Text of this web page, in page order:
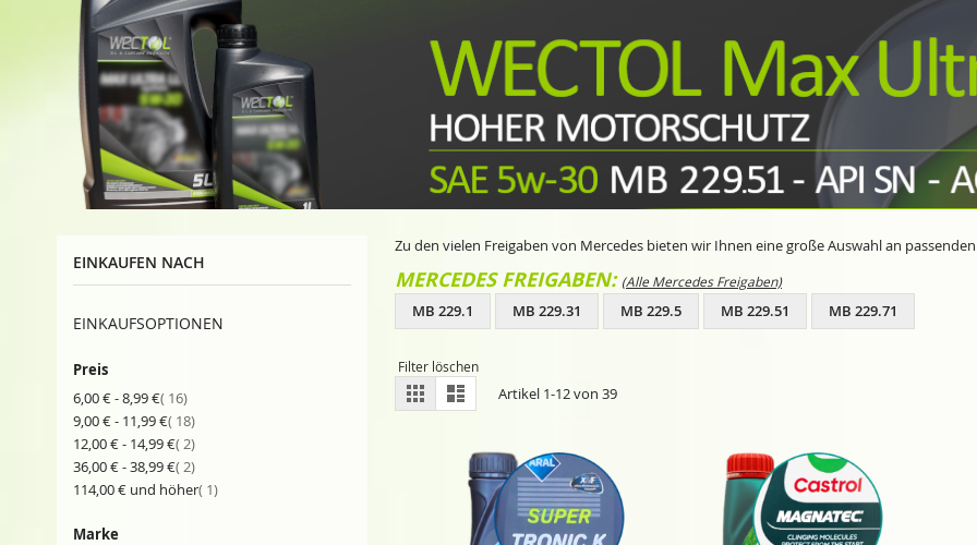
Zu den vielen Freigaben von Mercedes bieten wir Ihnen eine große Auswahl an
MERCEDES FREIGABEN: (Alle Mercedes Freigaben)
MB 229.1 MB 229.31 MB 229.5 MB 229.51 MB 229.71
Filter löschen
Ansicht
als
GitterListe Artikel 1-12von 39
EINKAUFEN NACH
EINKAUFSOPTIONEN
Preis
6,00 €-8,99 € 16Artikel
9,00 €- 11,99 € 18Artikel
12,00 €- 14,99 € 2Artikel
36,00 €-38,99 € 2Artikel
114,00 € und höher 1Artikel
Marke